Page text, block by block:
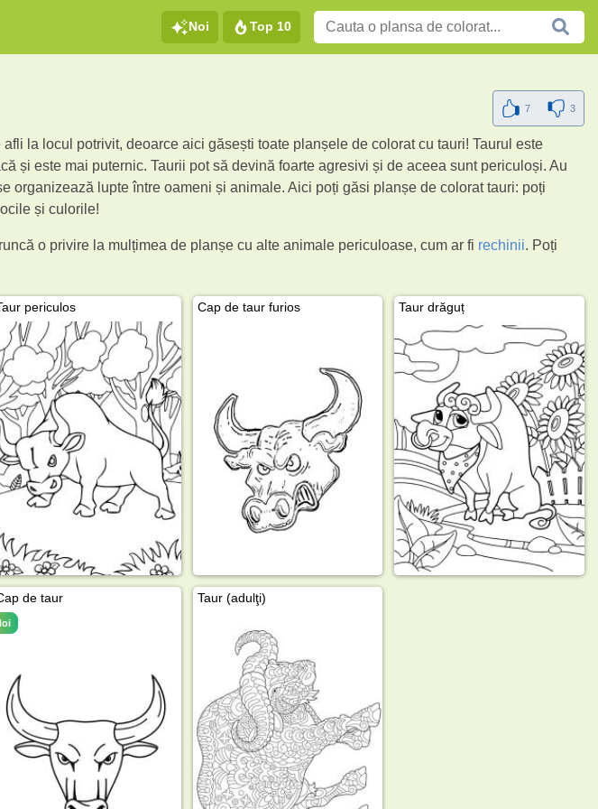
Noi Top 10
7 3
la locul potrivit, deoarce aici găsești toate planșele de colorat cu tauri! Taurul este
și este mai puternic. Taurii pot să devină foarte agresivi și de aceea sunt periculoși. Au
organizează lupte între oameni și animale. Aici poți găsi planșe de colorat tauri: poți
și culorile!
o privire la mulțimea de planșe cu alte animale periculoase, cum ar fi rechinii. Poți
periculos Cap de taur furios Taur drăguț
de taur Taur (adulţi)